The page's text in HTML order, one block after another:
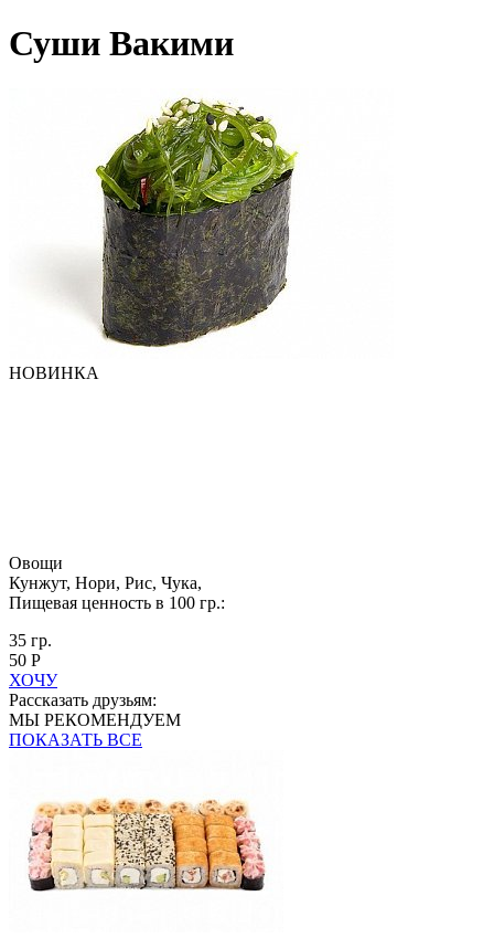
Суши Вакими
НОВИНКА
Овощи
Кунжут, Нори, Рис, Чука,
Пищевая ценность в 100 гр.:
35 гр.
50 Р
ХОЧУ
Рассказать друзьям:
МЫ РЕКОМЕНДУЕМ
ПОКАЗАТЬ ВСЕ